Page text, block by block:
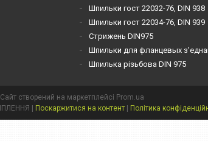
Шпильки гост 22032-76, DIN 938
Шпильки гост 22034-76, DIN 939
Стрижень DIN975
Шпильки для фланцевых
Шпилька різьбова DIN 975
Сайт створений на маркетплейсі Prom.ua
Поскаржитися на контент Політика